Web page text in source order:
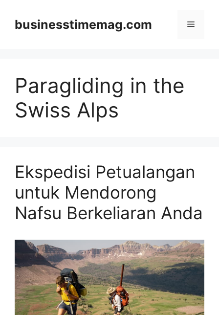
contentbusinesstimemag.com Menu
Paragliding in the
Swiss Alps
Ekspedisi Petualangan
untuk Mendorong
Nafsu Berkeliaran Anda